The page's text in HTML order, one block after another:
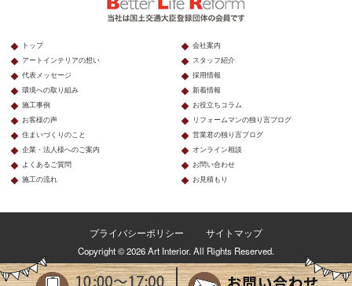
トップ
アートインテリアの想い
代表メッセージ
環境への取り組み
施工事例
お客様の声
住まいづくりのこと
企業・法人様へのご案内
よくあるご質問
施工の流れ
会社案内
スタッフ紹介
採用情報
新着情報
お役立ちコラム
リフォームマンの独り言ブログ
営業君の独り言ブログ
オンライン相談
お問い合わせ
お見積もり
プライバシーポリシー
サイトマップ
Copyright © 2026 Art Interior. All Rights Reserved.